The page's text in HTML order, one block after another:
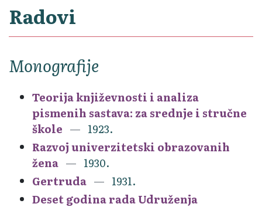
Radovi
Monografije
Teorija književnosti i analiza
pismenih sastava: za srednje i stručne
škole
1923.
Razvoj univerzitetski obrazovanih
žena
1930.
Gertruda
1931.
Deset godina rada Udruženja